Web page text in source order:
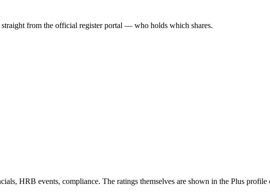
from the official register portal — who holds which shares.
HRB events, compliance. The ratings themselves are shown in the Plus profile